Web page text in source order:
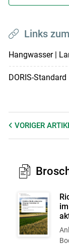
Links
Hangwasser |
DORIS-Standard
VORIGER